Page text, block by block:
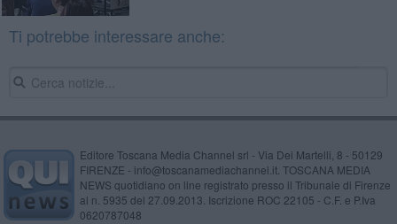
Ti potrebbe interessare anche:
Editore Toscana Media Channel srl - Via Dei Martelli, 8 - 50129
FIRENZE - info@toscanamediachannel.it. TOSCANA MEDIA
NEWS quotidiano on line registrato presso il Tribunale di Firenze
al n. 5935 del 27.09.2013. Iscrizione ROC 22105 - C.F. e P.Iva
0620787048